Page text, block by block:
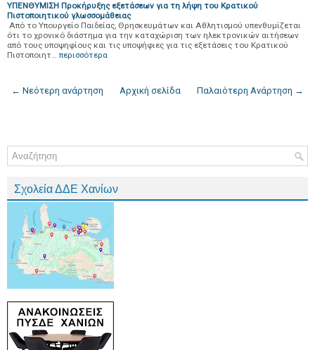
ΥΠΕΝΘΥΜΙΣΗ Προκήρυξης εξετάσεων για τη λήψη του Κρατικού
Πιστοποιητικού γλωσσομάθειας
Από το Υπουργείο Παιδείας, Θρησκευμάτων και Αθλητισμού υπενθυμίζεται
ότι το χρονικό διάστημα για την καταχώριση των ηλεκτρονικών αιτήσεων
από τους υποψηφίους και τις υποψήφιες για τις εξετάσεις του Κρατικού
Πιστοποιητ… περισσότερα
← Νεότερη ανάρτηση Παλαιότερη Ανάρτηση →
Αρχική σελίδα
Σχολεία ΔΔΕ Χανίων